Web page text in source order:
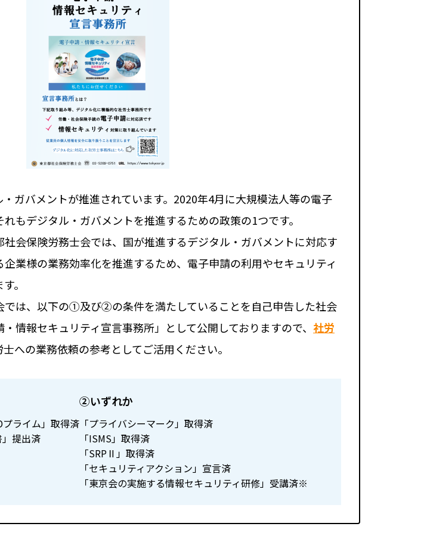
ガバメントが推進されています。2020年4月に大規模法人等の電子
もデジタル・ガバメントを推進するための政策の1つです。
会保険労務⼠会では、国が推進するデジタル・ガバメントに対応す
業様の業務効率化を推進するため、電⼦申請の利⽤やセキュリティ
。
では、以下の①及び②の条件を満たしていることを⾃⼰申告した社会
情報セキュリティ宣⾔事務所」として公開しておりますので、 社労
への業務依頼の参考としてご活⽤ください。
プライム」取得済
」提出済
②いずれか
「プライバシーマーク」取得済
「ISMS」取得済
「SRPⅡ」取得済
「セキュリティアクション」宣言済
「東京会の実施する情報セキュリティ研修」受講済※